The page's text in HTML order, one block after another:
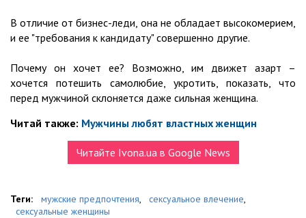
В отличие от бизнес-леди, она не обладает высокомерием,
и ее "требования к кандидату" совершенно другие.
Почему он хочет ее? Возможно, им движет азарт –
хочется потешить самолюбие, укротить, показать, что
перед мужчиной склоняется даже сильная женщина.
Читай также: Мужчины любят властных женщин
Читайте Ivona.ua в Google News
Теги: мужские предпочтения, сексуальное влечение,
сексуальные женщины